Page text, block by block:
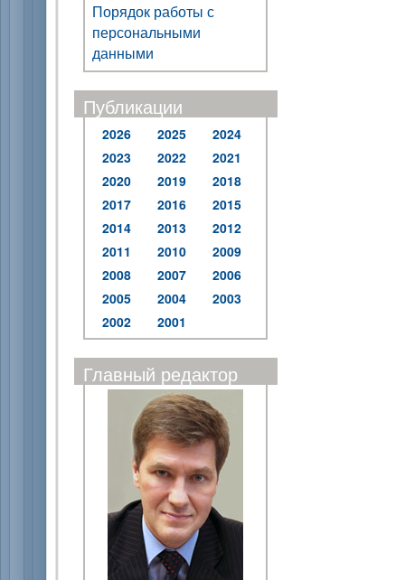
Порядок работы с
персональными
данными
Публикации
2026 2025
2024
2023
2022
2021
2020
2019
2018
2017
2016
2015
2014
2013
2012
2011
2010
2009
2008
2007
2006
2005
2004
2003
2002
2001
Главный редактор